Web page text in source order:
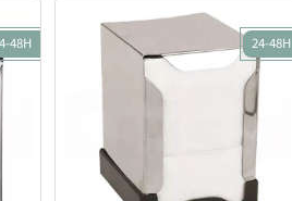
48H 24-48H